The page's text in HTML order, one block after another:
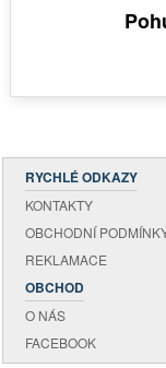
RYCHLÉ ODKAZY
KONTAKTY
OBCHODNÍ
REKLAMACE
OBCHOD
O NÁS
FACEBOOK